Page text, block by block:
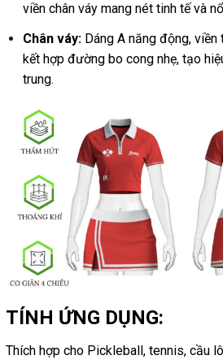
viền chân váy mang nét tinh tế và
Chân váy:Dáng A năng động, viền
kết hợp đường bo cong nhẹ, tạo
trung.
TÍNH ỨNG DỤNG:
Thích hợp cho Pickleball, tennis, cầu